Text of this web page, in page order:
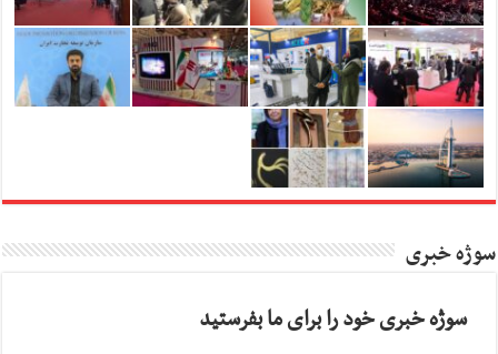
سوژه خبری
سوژه خبری خود را برای ما بفرستید